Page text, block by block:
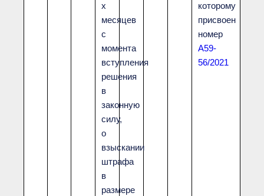
х
месяцев
с
момента
вступления
решения
в
законную
силу,
о
взыскании
штрафа
в
размере
которому
присвоен
номер
А59-
56/2021